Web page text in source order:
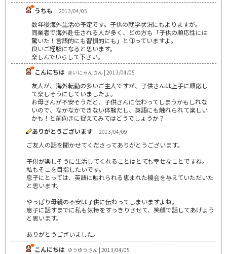
うちも | 2013/04/05
数年後海外生活の予定です。子供の就学状況にもよりますが。
同業者で海外赴任される人が多く、どの方も「子供の順応性には
驚いた！言語的にも習慣的にも」と仰っていますよ。
良いご経験になると思います。
楽しんでいらして下さい。
こんにちは まいにゃんさん | 2013/04/05
友人が、海外転勤の多いご主人ですが、子供さんは上手に順応し
て楽しそうにしていましたよ。
お母さんが不安そうだと、子供さんに伝わってしまうかもしれな
いので、なかなかできない体験だし、英語にも触れられて楽しい
かも！と前向きに捉えてみてはどうでしょうか？
ありがとうございます | 2013/04/09
ご友人の話を聞かせてくださってありがとうございます。
子供が楽しそうに生活してくれることはとても幸せなことですね。
私もそこを目指したいです。
息子にとっては、英語に触れられる恵まれた機会を与えていただいた
と思います。
やっぱり母親の不安は子供に伝わってしまいますよね。
息子に話すまでに私も気持をすっきりさせて、笑顔で話してあげよう
と思います。
ありがとうございました。
こんにちは ゆうゆうさん | 2013/04/05